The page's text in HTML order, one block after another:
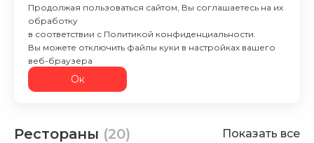
Продолжая пользоваться сайтом, Вы соглашаетесь на их
обработку
в соответствии с Политикой конфиденциальности.
Вы можете отключить файлы куки в настройках вашего
веб-браузера
Ок
Рестораны (20) Показать все